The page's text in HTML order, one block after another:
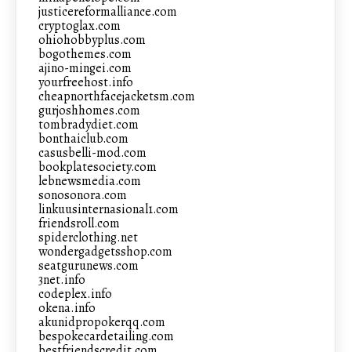
justicereformalliance.com
cryptoglax.com
ohiohobbyplus.com
bogothemes.com
ajino-mingei.com
yourfreehost.info
cheapnorthfacejacketsm.com
gurjoshhomes.com
tombradydiet.com
bonthaiclub.com
casusbelli-mod.com
bookplatesociety.com
lebnewsmedia.com
sonosonora.com
linkuusinternasional1.com
friendsroll.com
spiderclothing.net
wondergadgetsshop.com
seatgurunews.com
3net.info
codeplex.info
okena.info
akunidpropokerqq.com
bespokecardetailing.com